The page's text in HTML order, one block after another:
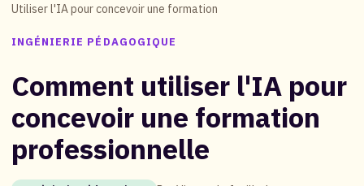
Utiliser l'IA pour concevoir une formation
INGÉNIERIE PÉDAGOGIQUE
Comment utiliser l'IA pour
concevoir une formation
professionnelle